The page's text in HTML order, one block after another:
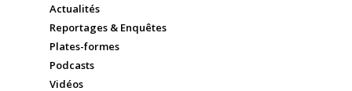
Actualités
Reportages & Enquêtes
Plates-formes
Podcasts
Vidéos